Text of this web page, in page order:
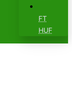
FT
HUF